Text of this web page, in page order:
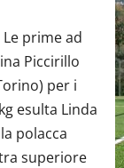
prime ad
Piccirillo
per i
esulta Linda
polacca
superiore